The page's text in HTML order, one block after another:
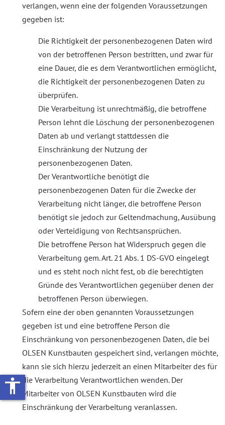
verlangen, wenn eine der folgenden Voraussetzungen
gegeben ist:
Die Richtigkeit der personenbezogenen Daten wird
von der betroffenen Person bestritten, und zwar für
eine Dauer, die es dem Verantwortlichen ermöglicht,
die Richtigkeit der personenbezogenen Daten zu
überprüfen.
Die Verarbeitung ist unrechtmäßig, die betroffene
Person lehnt die Löschung der personenbezogenen
Daten ab und verlangt stattdessen die
Einschränkung der Nutzung der
personenbezogenen Daten.
Der Verantwortliche benötigt die
personenbezogenen Daten für die Zwecke der
Verarbeitung nicht länger, die betroffene Person
benötigt sie jedoch zur Geltendmachung, Ausübung
oder Verteidigung von Rechtsansprüchen.
Die betroffene Person hat Widerspruch gegen die
Verarbeitung gem. Art. 21 Abs. 1 DS-GVO eingelegt
und es steht noch nicht fest, ob die berechtigten
Gründe des Verantwortlichen gegenüber denen der
betroffenen Person überwiegen.
Sofern eine der oben genannten Voraussetzungen
gegeben ist und eine betroffene Person die
Einschränkung von personenbezogenen Daten, die bei
OLSEN Kunstbauten gespeichert sind, verlangen möchte,
kann sie sich hierzu jederzeit an einen Mitarbeiter des für
die Verarbeitung Verantwortlichen wenden. Der
Mitarbeiter von OLSEN Kunstbauten wird die
Einschränkung der Verarbeitung veranlassen.
accessibility